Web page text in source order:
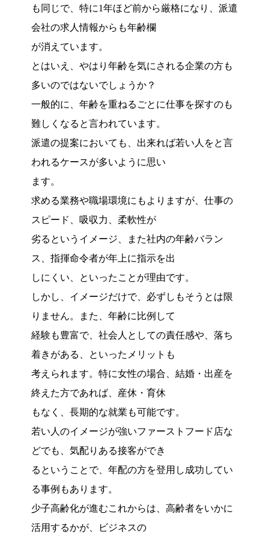
も同じで、特に1年ほど前から厳格になり、派遣
会社の求人情報からも年齢欄
が消えています。
とはいえ、やはり年齢を気にされる企業の方も
多いのではないでしょうか？
一般的に、年齢を重ねるごとに仕事を探すのも
難しくなると言われています。
派遣の提案においても、出来れば若い人をと言
われるケースが多いように思い
ます。
求める業務や職場環境にもよりますが、仕事の
スピード、吸収力、柔軟性が
劣るというイメージ、また社内の年齢バラン
ス、指揮命令者が年上に指示を出
しにくい、といったことが理由です。
しかし、イメージだけで、必ずしもそうとは限
りません。また、年齢に比例して
経験も豊富で、社会人としての責任感や、落ち
着きがある、といったメリットも
考えられます。特に女性の場合、結婚・出産を
終えた方であれば、産休・育休
もなく、長期的な就業も可能です。
若い人のイメージが強いファーストフード店な
どでも、気配りある接客ができ
るということで、年配の方を登用し成功してい
る事例もあります。
少子高齢化が進むこれからは、高齢者をいかに
活用するかが、ビジネスの